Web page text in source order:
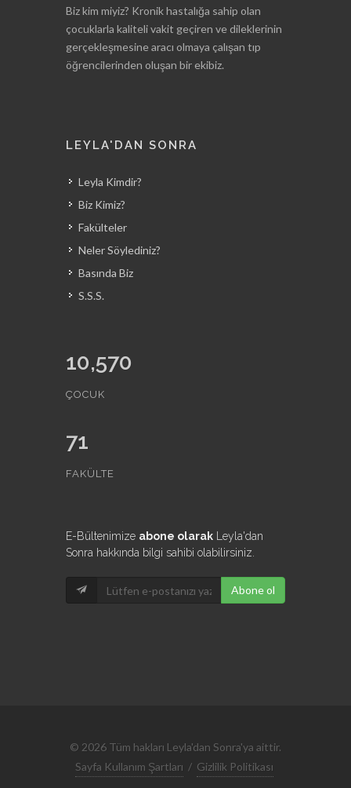
Biz kim miyiz? Kronik hastalığa sahip olan
çocuklarla kaliteli vakit geçiren ve dileklerinin
gerçekleşmesine aracı olmaya çalışan tıp
öğrencilerinden oluşan bir ekibiz.
LEYLA'DAN SONRA
Leyla Kimdir?
Biz Kimiz?
Fakülteler
Neler Söylediniz?
Basında Biz
S.S.S.
10,570
ÇOCUK
71
FAKÜLTE
E-Bültenimize abone olarak Leyla'dan
Sonra hakkında bilgi sahibi olabilirsiniz.
Abone ol
© 2026 Tüm hakları Leyla'dan Sonra'ya aittir.
Sayfa Kullanım Şartları / Gizlilik Politikası